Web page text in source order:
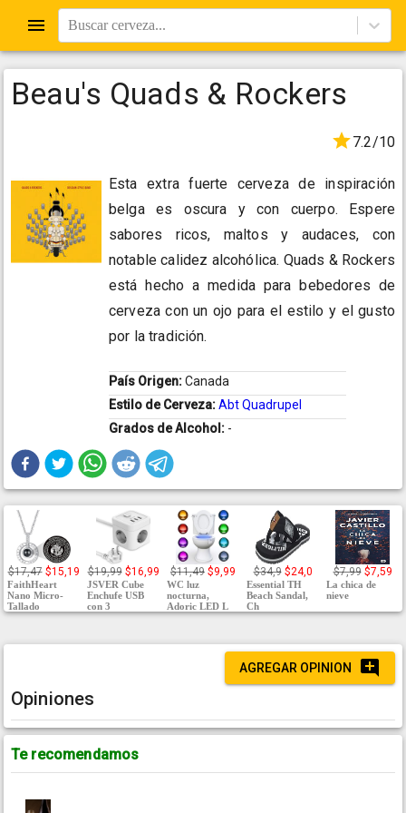
Buscar cerveza...
Beau's Quads & Rockers
7.2/10
Esta extra fuerte cerveza de inspiración
belga es oscura y con cuerpo. Espere
sabores ricos, maltos y audaces, con
notable calidez alcohólica. Quads & Rockers
está hecho a medida para bebedores de
cerveza con un ojo para el estilo y el gusto
por la tradición.
País Origen:Canada
Estilo de Cerveza:Abt Quadrupel
Grados de Alcohol: -
$17,47 $15,19
FaithHeart
Nano Micro-
Tallado
$19,99 $16,99
JSVER Cube
Enchufe USB
con 3
$11,49 $9,99
WC luz
nocturna,
Adoric LED L
$34,9 $24,0
Essential TH
Beach Sandal,
Ch
$7,99 $7,59
La chica de
nieve
AGREGAR OPINION
Opiniones
Te recomendamos